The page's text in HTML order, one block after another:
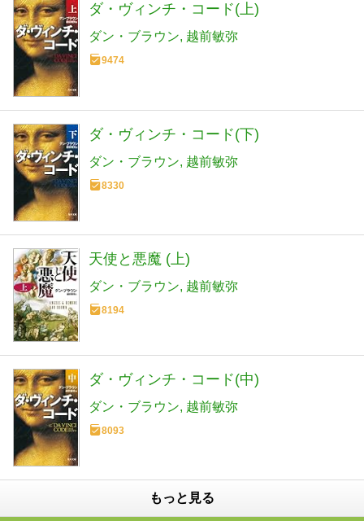
ダ・ヴィンチ・コード(上)
ダン・ブラウン 越前敏弥
9474
ダ・ヴィンチ・コード(下)
ダン・ブラウン 越前敏弥
8330
天使と悪魔 (上)
ダン・ブラウン 越前敏弥
8194
ダ・ヴィンチ・コード(中)
ダン・ブラウン 越前敏弥
8093
もっと見る